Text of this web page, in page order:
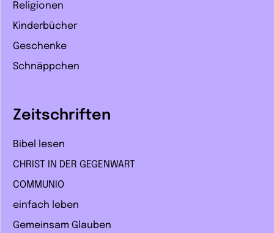
Religionen
Kinderbücher
Geschenke
Schnäppchen
Zeitschriften
Bibel lesen
CHRIST IN DER GEGENWART
COMMUNIO
einfach leben
Gemeinsam Glauben